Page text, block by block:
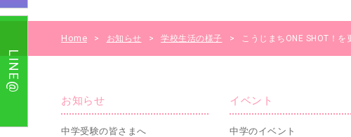
Home > お知らせ > 学校生活の様子 > こうじまちONE SHOT！を
お知らせ
中学受験の皆さまへ
イベント
中学のイベント
LINE@